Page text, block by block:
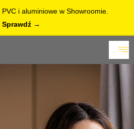
PVC i aluminiowe w Showroomie.
Sprawdź